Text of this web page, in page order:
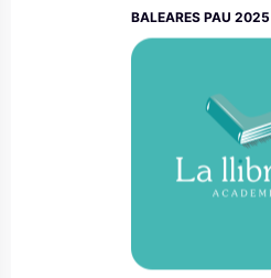
BALEARES PAU 2025